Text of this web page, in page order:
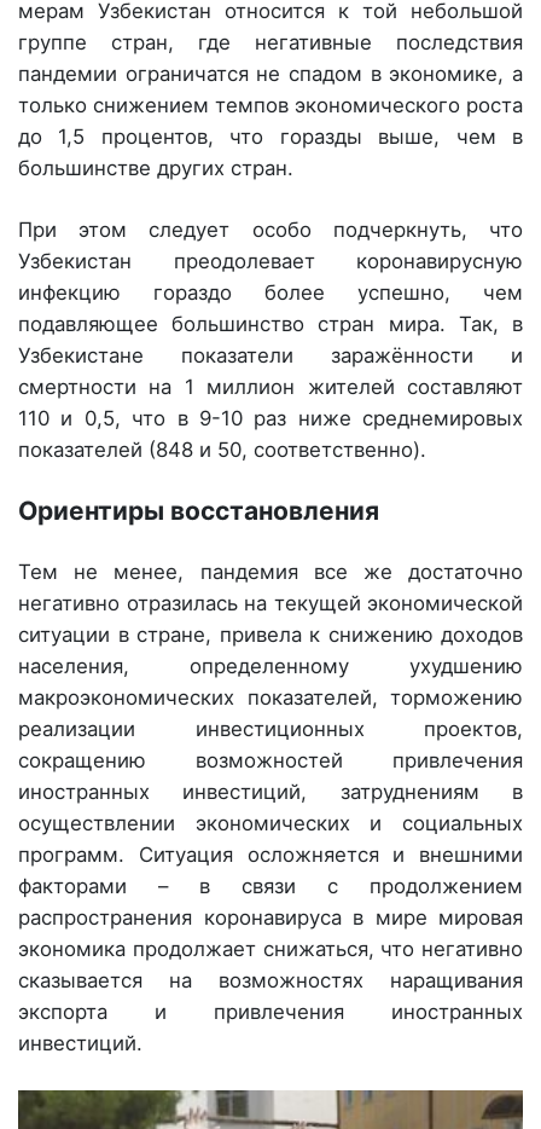
мерам Узбекистан относится к той небольшой
группе стран, где негативные последствия
пандемии ограничатся не спадом в экономике, а
только снижением темпов экономического роста
до 1,5 процентов, что горазды выше, чем в
большинстве других стран.
При этом следует особо подчеркнуть, что
Узбекистан преодолевает коронавирусную
инфекцию гораздо более успешно, чем
подавляющее большинство стран мира. Так, в
Узбекистане показатели заражённости и
смертности на 1 миллион жителей составляют
110 и 0,5, что в 9-10 раз ниже среднемировых
показателей (848 и 50, соответственно).
Ориентиры восстановления
Тем не менее, пандемия все же достаточно
негативно отразилась на текущей экономической
ситуации в стране, привела к снижению доходов
населения, определенному ухудшению
макроэкономических показателей, торможению
реализации инвестиционных проектов,
сокращению возможностей привлечения
иностранных инвестиций, затруднениям в
осуществлении экономических и социальных
программ. Ситуация осложняется и внешними
факторами – в связи с продолжением
распространения коронавируса в мире мировая
экономика продолжает снижаться, что негативно
сказывается на возможностях наращивания
экспорта и привлечения иностранных
инвестиций.